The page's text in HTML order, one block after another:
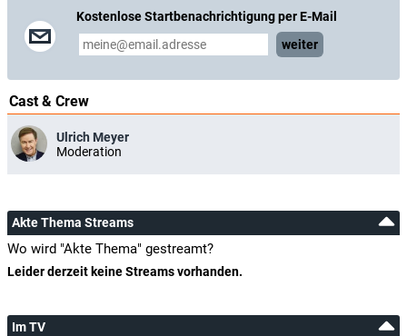
Kostenlose Startbenachrichtigung per E-Mail
weiter
Cast & Crew
Ulrich Meyer
Moderation
Akte Thema Streams
Wo wird "Akte Thema" gestreamt?
Leider derzeit keine Streams vorhanden.
Im TV